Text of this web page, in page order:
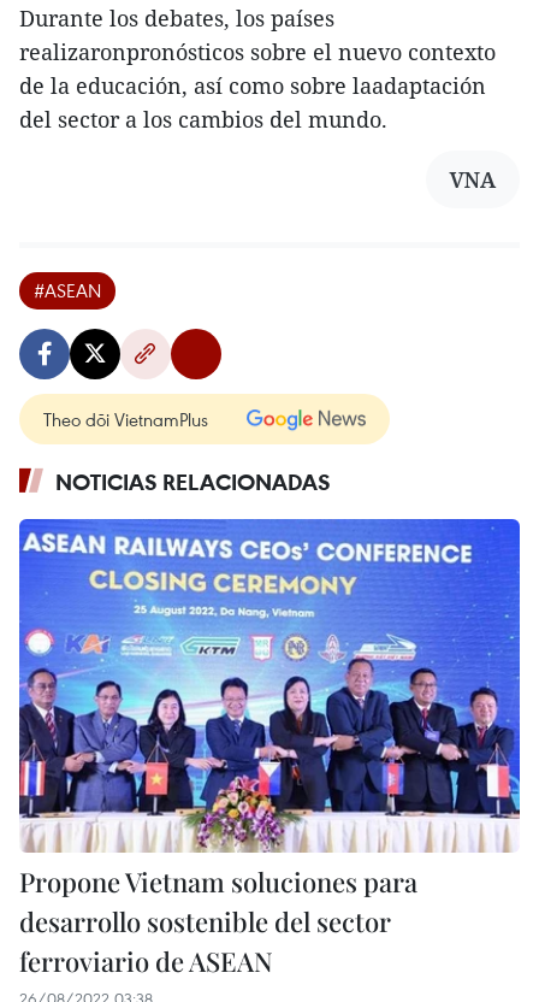
Durante los debates, los países
realizaronpronósticos sobre el nuevo contexto
de la educación, así como sobre laadaptación
del sector a los cambios del mundo.
VNA
#ASEAN
Theo dõi VietnamPlus
NOTICIAS RELACIONADAS
Propone Vietnam soluciones para
desarrollo sostenible del sector
ferroviario de ASEAN